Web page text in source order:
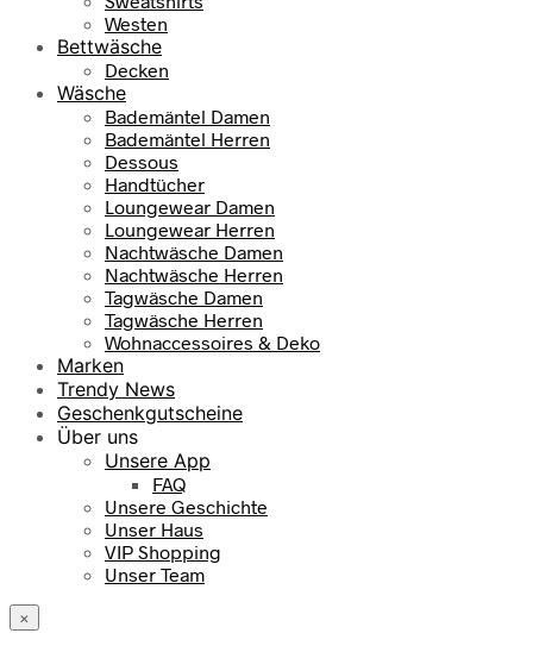
Westen
Bettwäsche
Decken
Wäsche
Bademäntel Damen
Bademäntel Herren
Dessous
Handtücher
Loungewear Damen
Loungewear Herren
Nachtwäsche Damen
Nachtwäsche Herren
Tagwäsche Damen
Tagwäsche Herren
Wohnaccessoires & Deko
Marken
Trendy News
Geschenkgutscheine
Über uns
Unsere App
FAQ
Unsere Geschichte
Unser Haus
VIP Shopping
Unser Team
×